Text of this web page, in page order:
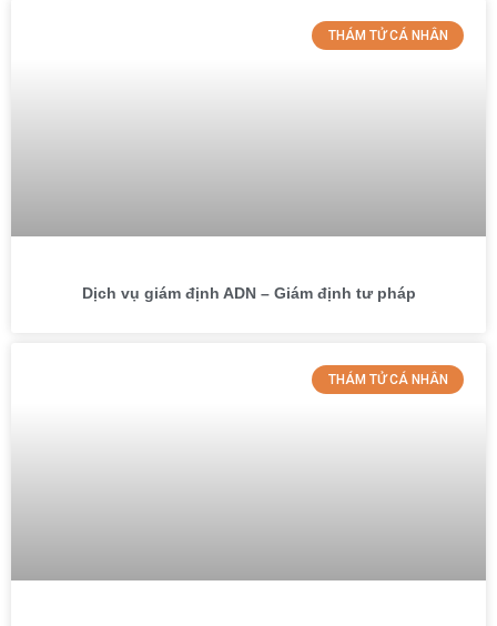
THÁM TỬ CÁ NHÂN
Dịch vụ giám định ADN – Giám định tư pháp
THÁM TỬ CÁ NHÂN